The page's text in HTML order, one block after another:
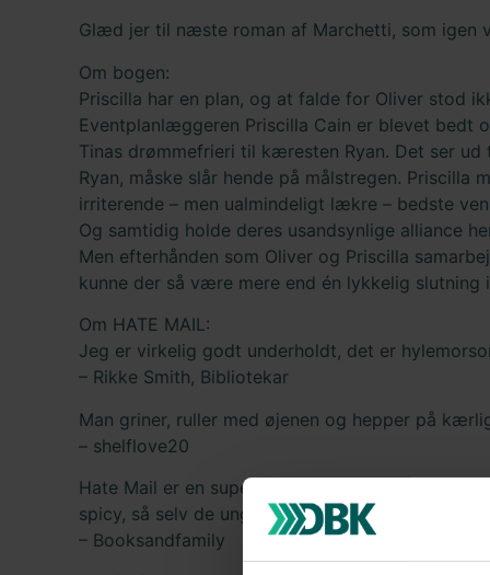
Glæd jer til næste roman af Marchetti, som igen
Om bogen:
Priscilla har en plan, og at falde for Oliver stod
Eventplanlæggeren Priscilla Cain er blevet bedt
Tinas drømmefrieri til kæresten Ryan. Det ser
Ryan, måske slår hende på målstregen. Priscilla
irriterende – men ualmindeligt lækre – bedste
Og samtidig holde deres usandsynlige alliance
Men efterhånden som Oliver og Priscilla
kunne der så være mere end én lykkelig slutning
Om HATE MAIL:
Jeg er virkelig godt underholdt, det er
– Rikke Smith, Bibliotekar
Man griner, ruller med øjenen og hepper på
– shelflove20
Hate Mail er en super sød og romantiske
spicy, så selv de unge kan være med her.
– Booksandfamily